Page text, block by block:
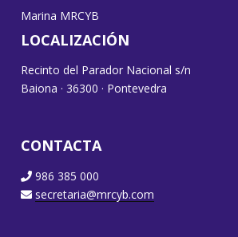
Marina MRCYB
LOCALIZACIÓN
Recinto del Parador Nacional s/n
Baiona · 36300 · Pontevedra
CONTACTA
986 385 000
secretaria@mrcyb.com